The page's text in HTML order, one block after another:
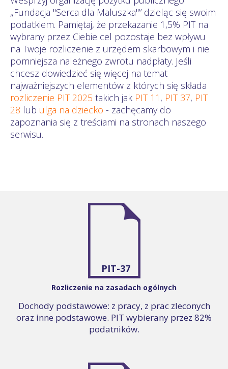
„Fundacja "Serca dla Maluszka"” dzieląc się swoim
podatkiem. Pamiętaj, że przekazanie 1,5% PIT na
wybrany przez Ciebie cel pozostaje bez wpływu
na Twoje rozliczenie z urzędem skarbowym i nie
pomniejsza należnego zwrotu nadpłaty. Jeśli
chcesz dowiedzieć się więcej na temat
najważniejszych elementów z których się składa
rozliczenie PIT 2025 takich jak PIT 11 , PIT 37, PIT
28 lub ulga na dziecko - zachęcamy do
zapoznania się z treściami na stronach naszego
serwisu.
PIT-37
Rozliczenie na zasadach ogólnych
Dochody podstawowe: z pracy, z prac zleconych
oraz inne podstawowe. PIT wybierany przez 82%
podatników.